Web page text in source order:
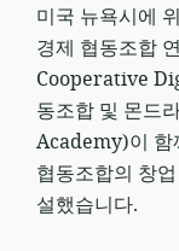
미국 뉴욕시에
경제 협동조합
Cooperative
동조합 및 몬드
Academy)이 함
협동조합의 창
설했습니다.